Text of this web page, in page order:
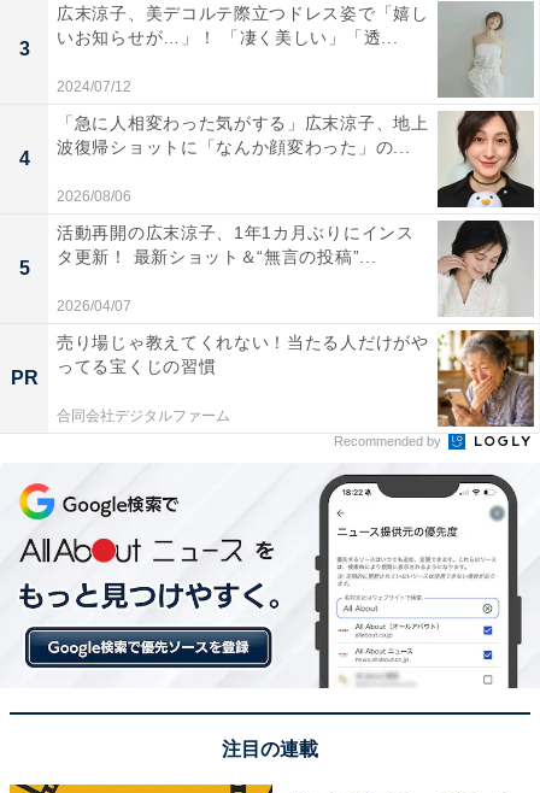
3
広末涼子、美デコルテ際立つドレス姿で「嬉し
いお知らせが…」！ 「凄く美しい」「透...
2024/07/12
4
「急に人相変わった気がする」広末涼子、地上
波復帰ショットに「なんか顔変わった」の...
2026/08/06
5
活動再開の広末涼子、1年1カ月ぶりにインス
タ更新！ 最新ショット＆“無言の投稿”...
2026/04/07
PR
売り場じゃ教えてくれない！当たる人だけがや
ってる宝くじの習慣
合同会社デジタルファーム
Recommended by
注目の連載